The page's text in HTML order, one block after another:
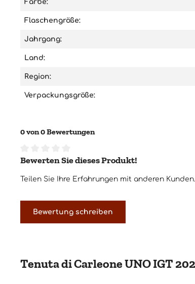
Farbe:
Flaschengröße:
Jahrgang:
Land:
Region:
Verpackungsgröße:
0 von 0 Bewertungen
Durchschnittliche Bewertung von 0 von 5 Sternen
Bewerten Sie dieses Produkt!
Teilen Sie Ihre Erfahrungen mit anderen Kunden.
Bewertung schreiben
Tenuta di Carleone UNO IGT